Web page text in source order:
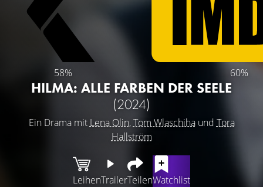
58% 60%
HILMA: ALLE FARBEN DER SEELE
(2024)
Ein Drama mit Lena Olin,Tom Wlaschihaund Tora
Hallström
LeihenTrailerTeilenWatchlist